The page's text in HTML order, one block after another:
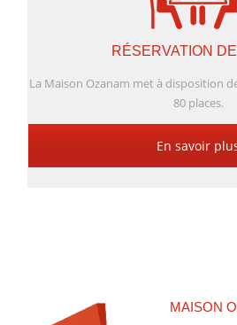
RÉSERVATION
La Maison Ozanam met à disposition
80 places.
En savoir
MAISON